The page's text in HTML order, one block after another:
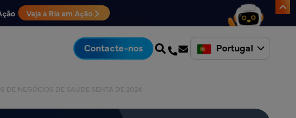
Veja a Ria em Ação
Contacte-nos Portugal
DE NEGÓCIOS DE SAÚDE SEHTA DE 2024